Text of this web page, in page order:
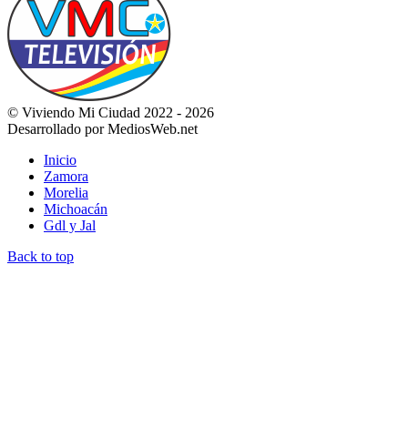
© Viviendo Mi Ciudad 2022 - 2026
Desarrollado por MediosWeb.net
Inicio
Zamora
Morelia
Michoacán
Gdl y Jal
Back to top